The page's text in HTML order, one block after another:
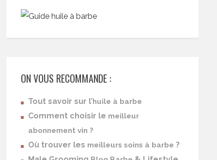
ON VOUS RECOMMANDE :
Tout savoir sur l’huile à barbe
Comment choisir le meilleur
abonnement vin ?
Où trouver les meilleurs soins à barbe ?